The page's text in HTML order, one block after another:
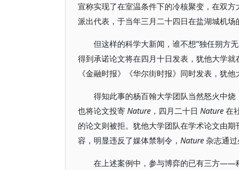
宣称实现了在室温条件下的冷核聚变，在双
派出代表，于当年三月二十四日在盐湖城机场
但这样的科学大新闻，谁不想“独任朔方
得到承诺论文将在四月十日发表，犹他大学
《金融时报》《华尔街时报》同时发表，犹
得知此事的杨百翰大学团队当然怒火中烧
也将论文投寄Nature ，四月二十日 Nature在
的论文则被拒。犹他大学团队在学术论文由
容，明显违反了媒体禁制令， Nature杂志通过
在上述案例中，参与博弈的已有三方——